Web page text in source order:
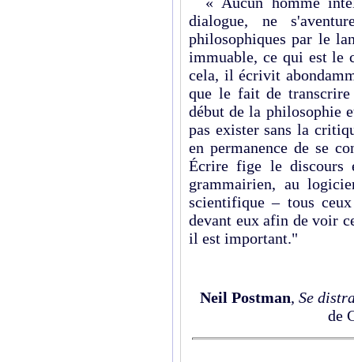
dialogue, ne
philosophiques par le
immuable, ce qui est le
cela, il écrivit
que le fait de
début de la philosophie
pas exister sans la
en permanence de se
Écrire fige le discours
grammairien, au
scientifique – tous
devant eux afin de voir
il est important."
Neil Postman, Se
de